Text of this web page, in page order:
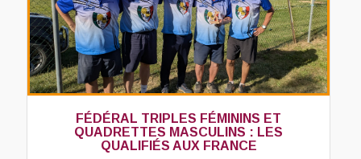
FÉDÉRAL TRIPLES FÉMININS ET
QUADRETTES MASCULINS : LES
QUALIFIÉS AUX FRANCE